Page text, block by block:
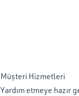
Müşteri Hizmetleri
Yardım etmeye hazır